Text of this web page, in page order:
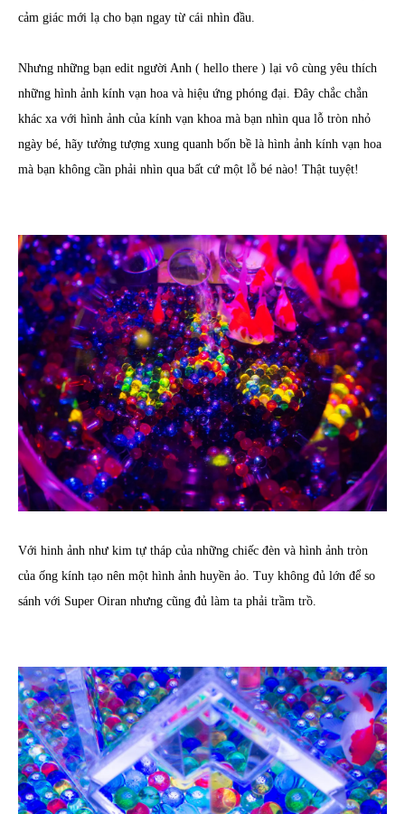
cảm giác mới lạ cho bạn ngay từ cái nhìn đầu.
Nhưng những bạn edit người Anh ( hello there ) lại vô cùng yêu thích
những hình ảnh kính vạn hoa và hiệu ứng phóng đại. Đây chắc chắn
khác xa với hình ảnh của kính vạn khoa mà bạn nhìn qua lỗ tròn nhỏ
ngày bé, hãy tưởng tượng xung quanh bốn bề là hình ảnh kính vạn hoa
mà bạn không cần phải nhìn qua bất cứ một lỗ bé nào! Thật tuyệt!
Với hinh ảnh như kim tự tháp của những chiếc đèn và hình ảnh tròn
của ống kính tạo nên một hình ảnh huyền ảo. Tuy không đủ lớn để so
sánh với Super Oiran nhưng cũng đủ làm ta phải trầm trồ.